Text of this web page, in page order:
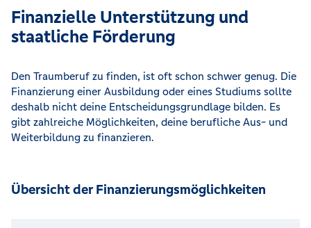
Finanzielle Unterstützung und
staatliche Förderung
Den Traumberuf zu finden, ist oft schon schwer genug. Die
Finanzierung einer Ausbildung oder eines Studiums sollte
deshalb nicht deine Entscheidungsgrundlage bilden. Es
gibt zahlreiche Möglichkeiten, deine berufliche Aus- und
Weiterbildung zu finanzieren.
Übersicht der Finanzierungsmöglichkeiten